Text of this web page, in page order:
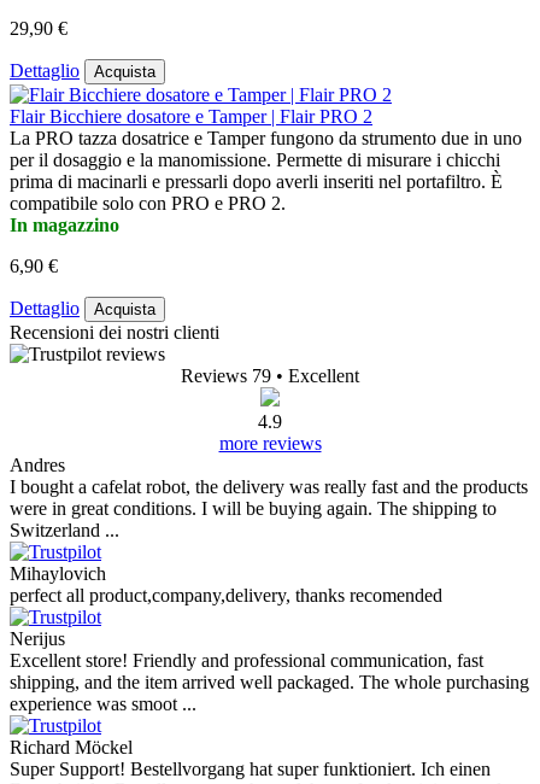
29,90 €
Dettaglio Acquista
Flair Bicchiere dosatore e Tamper | Flair PRO 2
La PRO tazza dosatrice e Tamper fungono da strumento due in uno
per il dosaggio e la manomissione. Permette di misurare i chicchi
prima di macinarli e pressarli dopo averli inseriti nel portafiltro. È
compatibile solo con PRO e PRO 2.
In magazzino
6,90 €
Dettaglio Acquista
Recensioni dei nostri clienti
Reviews 79 • Excellent
4.9
more reviews
Andres
I bought a cafelat robot, the delivery was really fast and the products
were in great conditions. I will be buying again. The shipping to
Switzerland ...
Mihaylovich
perfect all product,company,delivery, thanks recomended
Nerijus
Excellent store! Friendly and professional communication, fast
shipping, and the item arrived well packaged. The whole purchasing
experience was smoot ...
Richard Möckel
Super Support! Bestellvorgang hat super funktioniert. Ich einen